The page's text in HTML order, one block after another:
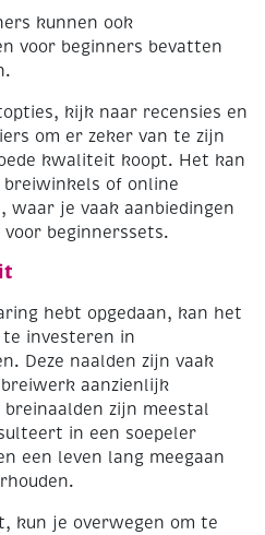
kunnen ook
voor beginners bevatten
kijk naar recensies en
om er zeker van te zijn
kwaliteit koopt. Het kan
of online
waar je vaak aanbiedingen
beginnerssets.
hebt opgedaan, kan het
investeren in
Deze naalden zijn vaak
aanzienlijk
zijn meestal
in een soepeler
een leven lang meegaan
kun je overwegen om te